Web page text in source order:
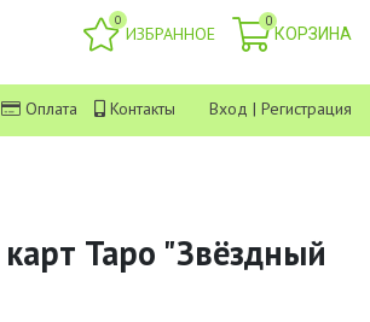
0
ИЗБРАННОЕ
0
КОРЗИНА
Оплата Контакты Вход | Регистрация
Таро "Звёздный